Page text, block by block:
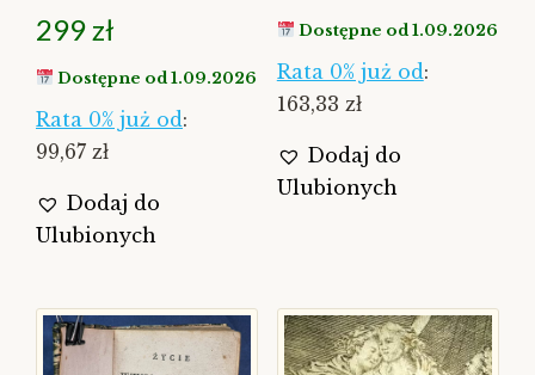
299 zł
Dostępne od 1.09.2026
Rata 0% już od :
99,67 zł
Dodaj do
Ulubionych
Dostępne od 1.09.2026
Rata 0% już od :
163,33 zł
Dodaj do
Ulubionych